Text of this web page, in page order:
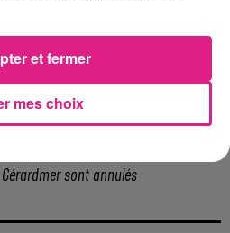
son feu d’artifice
voir ce phénomène en Lorraine ?
ville de Metz lance un appel à...
sont annulés
mes choix
et fermer